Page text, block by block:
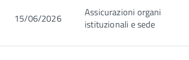
15/06/2026
Assicurazioni organi
istituzionali e sede